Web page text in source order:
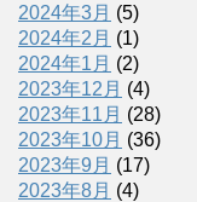
2024年3月 (5)
2024年2月 (1)
2024年1月 (2)
2023年12月 (4)
2023年11月 (28)
2023年10月 (36)
2023年9月 (17)
2023年8月 (4)